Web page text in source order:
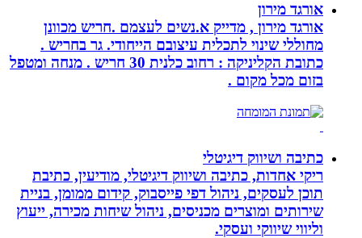
אורגד מירון
אורגד מירון , מדייק א.נשים לעצמם .חריש מכוונן
מחוללי שינוי לתכלית עיצובם הייחודי. גר בחריש .
כתובת הקליניקה : רחוב כלנית 30 חריש . מנחה ומטפל
בזום מכל מקום .
כתיבה ושיווק דיגיטלי
ריקי אחדות, כתיבה ושיווק דיגיטלי, מודיעין, כתיבת
תוכן לעסקים, ניהול דפי פייסבוק, קידום ממומן, בניית
שירותים ומוצרים מכניסים, ניהול שיחות מכירה, ייעוץ
וליווי שיווקי ועסקי.